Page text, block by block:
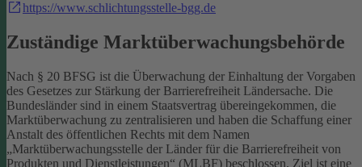
https://www.schlichtungsstelle-bgg.de
Zuständige Marktüberwachungsbehörde
Nach § 20 BFSG ist die Überwachung der Einhaltung der Vorgaben
des Gesetzes zur Stärkung der Barrierefreiheit Ländersache. Die
Bundesländer sind in einem Staatsvertrag übereingekommen, die
Marktüberwachung zu zentralisieren und haben die Schaffung einer
Anstalt des öffentlichen Rechts mit dem Namen
„Marktüberwachungsstelle der Länder für die Barrierefreiheit von
Produkten und Dienstleistungen“ (MLBF) beschlossen. Ziel ist eine